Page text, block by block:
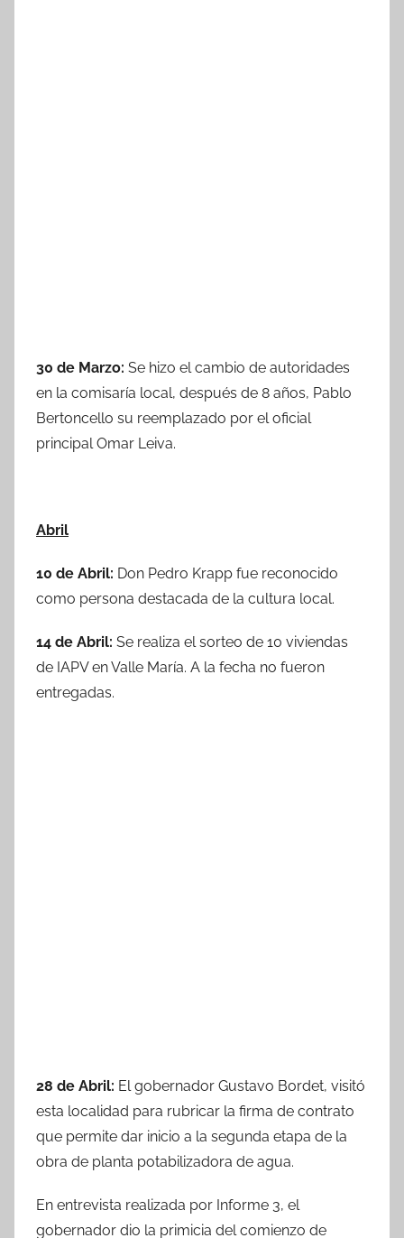
30 de Marzo: Se hizo el cambio de autoridades
en la comisaría local, después de 8 años, Pablo
Bertoncello su reemplazado por el oficial
principal Omar Leiva.
Abril
10 de Abril: Don Pedro Krapp fue reconocido
como persona destacada de la cultura local.
14 de Abril: Se realiza el sorteo de 10 viviendas
de IAPV en Valle María. A la fecha no fueron
entregadas.
28 de Abril: El gobernador Gustavo Bordet, visitó
esta localidad para rubricar la firma de contrato
que permite dar inicio a la segunda etapa de la
obra de planta potabilizadora de agua.
En entrevista realizada por Informe 3, el
gobernador dio la primicia del comienzo de